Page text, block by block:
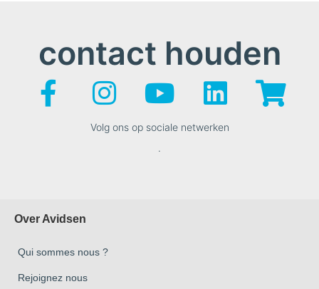
contact houden
Volg ons op sociale netwerken
.
Over Avidsen
Qui sommes nous ?
Rejoignez nous